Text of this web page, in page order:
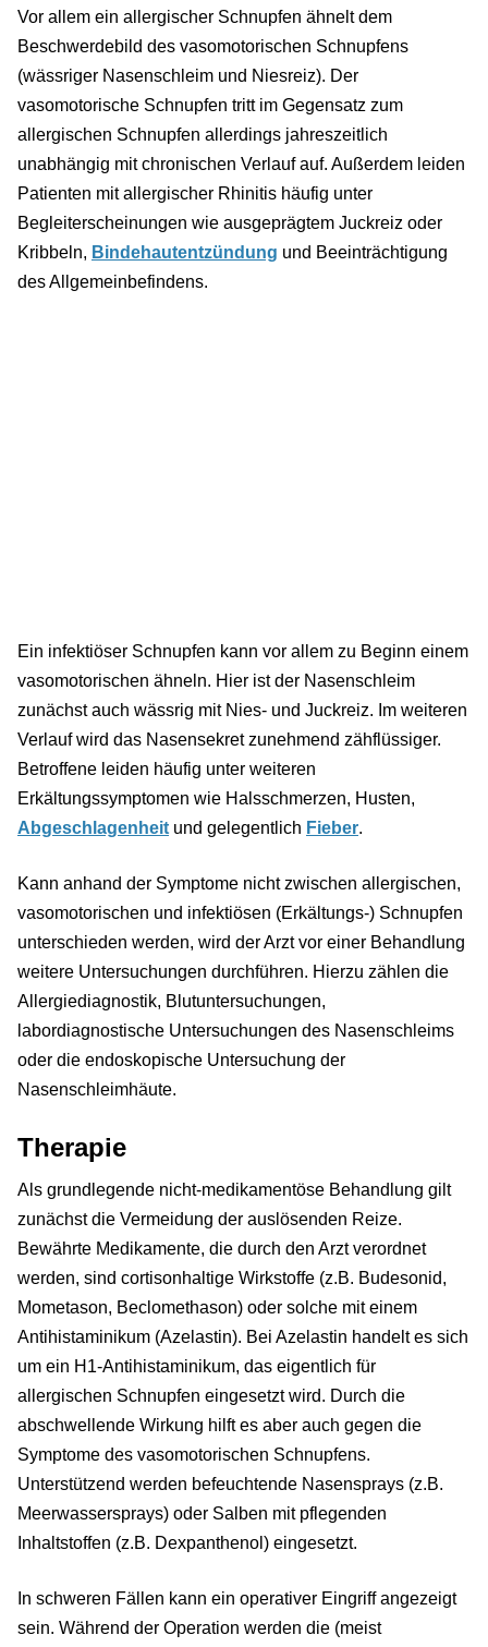
Vor allem ein allergischer Schnupfen ähnelt dem
Beschwerdebild des vasomotorischen Schnupfens
(wässriger Nasenschleim und Niesreiz). Der
vasomotorische Schnupfen tritt im Gegensatz zum
allergischen Schnupfen allerdings jahreszeitlich
unabhängig mit chronischen Verlauf auf. Außerdem leiden
Patienten mit allergischer Rhinitis häufig unter
Begleiterscheinungen wie ausgeprägtem Juckreiz oder
Kribbeln, Bindehautentzündung und Beeinträchtigung
des Allgemeinbefindens.
Ein infektiöser Schnupfen kann vor allem zu Beginn einem
vasomotorischen ähneln. Hier ist der Nasenschleim
zunächst auch wässrig mit Nies- und Juckreiz. Im weiteren
Verlauf wird das Nasensekret zunehmend zähflüssiger.
Betroffene leiden häufig unter weiteren
Erkältungssymptomen wie Halsschmerzen, Husten,
Abgeschlagenheit und gelegentlich Fieber.
Kann anhand der Symptome nicht zwischen allergischen,
vasomotorischen und infektiösen (Erkältungs-) Schnupfen
unterschieden werden, wird der Arzt vor einer Behandlung
weitere Untersuchungen durchführen. Hierzu zählen die
Allergiediagnostik, Blutuntersuchungen,
labordiagnostische Untersuchungen des Nasenschleims
oder die endoskopische Untersuchung der
Nasenschleimhäute.
Therapie
Als grundlegende nicht-medikamentöse Behandlung gilt
zunächst die Vermeidung der auslösenden Reize.
Bewährte Medikamente, die durch den Arzt verordnet
werden, sind cortisonhaltige Wirkstoffe (z.B. Budesonid,
Mometason, Beclomethason) oder solche mit einem
Antihistaminikum (Azelastin). Bei Azelastin handelt es sich
um ein H1-Antihistaminikum, das eigentlich für
allergischen Schnupfen eingesetzt wird. Durch die
abschwellende Wirkung hilft es aber auch gegen die
Symptome des vasomotorischen Schnupfens.
Unterstützend werden befeuchtende Nasensprays (z.B.
Meerwassersprays) oder Salben mit pflegenden
Inhaltstoffen (z.B. Dexpanthenol) eingesetzt.
In schweren Fällen kann ein operativer Eingriff angezeigt
sein. Während der Operation werden die (meist